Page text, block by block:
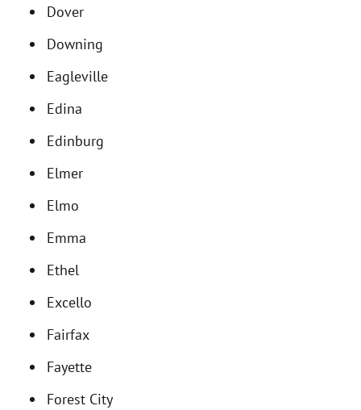
Dover
Downing
Eagleville
Edina
Edinburg
Elmer
Elmo
Emma
Ethel
Excello
Fairfax
Fayette
Forest City